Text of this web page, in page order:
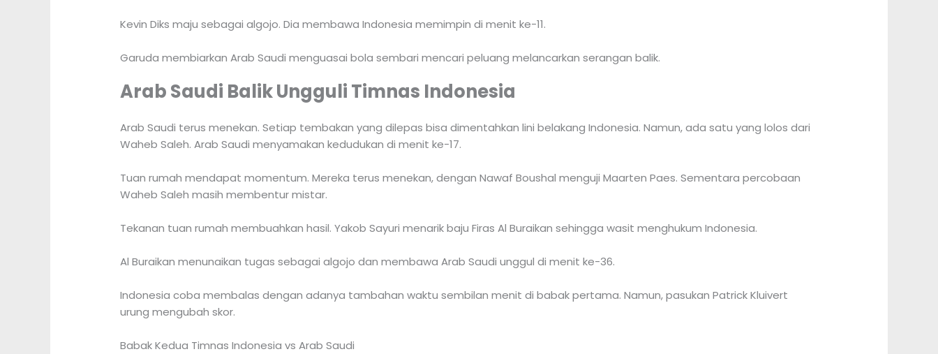
Kevin Diks maju sebagai algojo. Dia membawa Indonesia memimpin di menit ke-11.
Garuda membiarkan Arab Saudi menguasai bola sembari mencari peluang melancarkan serangan balik.
Arab Saudi Balik Ungguli Timnas Indonesia
Arab Saudi terus menekan. Setiap tembakan yang dilepas bisa dimentahkan lini belakang Indonesia. Namun, ada satu yang lolos dari
Waheb Saleh. Arab Saudi menyamakan kedudukan di menit ke-17.
Tuan rumah mendapat momentum. Mereka terus menekan, dengan Nawaf Boushal menguji Maarten Paes. Sementara percobaan
Waheb Saleh masih membentur mistar.
Tekanan tuan rumah membuahkan hasil. Yakob Sayuri menarik baju Firas Al Buraikan sehingga wasit menghukum Indonesia.
Al Buraikan menunaikan tugas sebagai algojo dan membawa Arab Saudi unggul di menit ke-36.
Indonesia coba membalas dengan adanya tambahan waktu sembilan menit di babak pertama. Namun, pasukan Patrick Kluivert
urung mengubah skor.
Babak Kedua Timnas Indonesia vs Arab Saudi